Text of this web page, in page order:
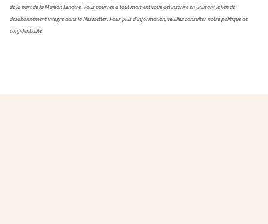
de la part de la Maison Lenôtre. Vous pourrez à tout moment vous désinscrire en utilisant le lien de
désabonnement intégré dans la Neswletter. Pour plus d’information, veuillez consulter notre politique de
confidentialité.